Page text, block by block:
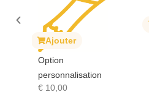
Ajouter
Option
personnalisation
€ 10,00